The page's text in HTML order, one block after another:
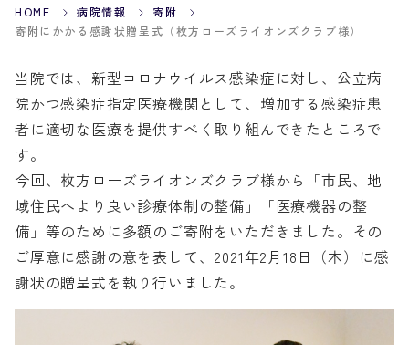
HOME 病院情報
寄附
寄附にかかる感謝状贈呈式（枚方ローズライオンズクラブ様）
当院では、新型コロナウイルス感染症に対し、公立病
院かつ感染症指定医療機関として、増加する感染症患
者に適切な医療を提供すべく取り組んできたところで
す。
今回、枚方ローズライオンズクラブ様から「市民、地
域住民へより良い診療体制の整備」「医療機器の整
備」等のために多額のご寄附をいただきました。その
ご厚意に感謝の意を表して、2021年2月18日（木）に感
謝状の贈呈式を執り行いました。